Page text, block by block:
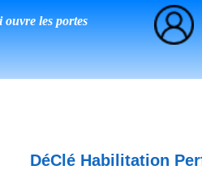
les portes
DéClé Habilitation